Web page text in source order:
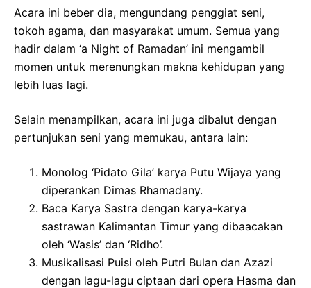
Acara ini beber dia, mengundang penggiat seni,
tokoh agama, dan masyarakat umum. Semua yang
hadir dalam ‘a Night of Ramadan’ ini mengambil
momen untuk merenungkan makna kehidupan yang
lebih luas lagi.
Selain menampilkan, acara ini juga dibalut dengan
pertunjukan seni yang memukau, antara lain:
Monolog ‘Pidato Gila’ karya Putu Wijaya yang
diperankan Dimas Rhamadany.
Baca Karya Sastra dengan karya-karya
sastrawan Kalimantan Timur yang dibaacakan
oleh ‘Wasis’ dan ‘Ridho’.
Musikalisasi Puisi oleh Putri Bulan dan Azazi
dengan lagu-lagu ciptaan dari opera Hasma dan